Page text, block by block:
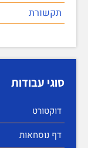
תקשורת
סוגי עבודות
דוקטורט
דף נוסחאות